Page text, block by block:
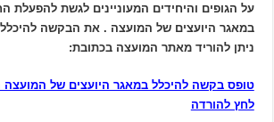
על הגופים והיחידים המעוניינים לגשת להפעלת
במאגר היועצים של המועצה . את הבקשה להיכלל
ניתן להוריד מאתר המועצה בכתובת:
טופס בקשה להיכלל במאגר היועצים של המועצה
לחץ להורדה